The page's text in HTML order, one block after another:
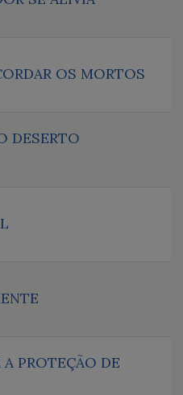
OS MORTOS
DESERTO
PROTEÇÃO DE